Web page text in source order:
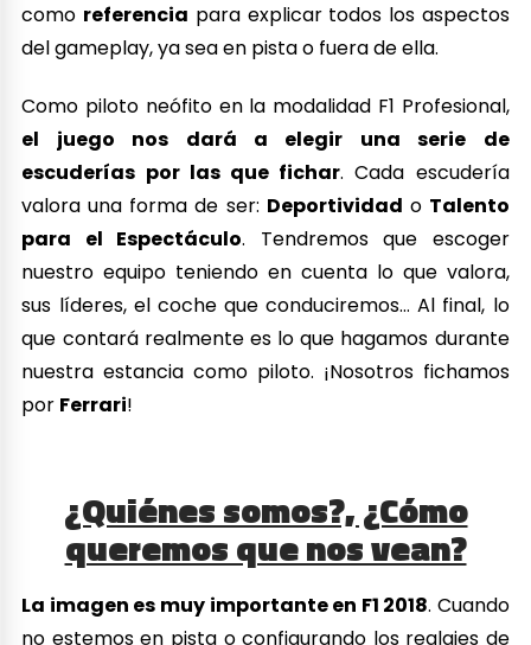
como referencia para explicar todos los aspectos
del gameplay, ya sea en pista o fuera de ella.
Como piloto neófito en la modalidad F1 Profesional,
el juego nos dará a elegir una serie de
escuderías por las que fichar. Cada escudería
valora una forma de ser: Deportividad o Talento
para el Espectáculo. Tendremos que escoger
nuestro equipo teniendo en cuenta lo que valora,
sus líderes, el coche que conduciremos… Al final, lo
que contará realmente es lo que hagamos durante
nuestra estancia como piloto. ¡Nosotros fichamos
por Ferrari!
¿Quiénes somos?, ¿Cómo
queremos que nos vean?
La imagen es muy importante en F1 2018. Cuando
no estemos en pista o configurando los reglajes de